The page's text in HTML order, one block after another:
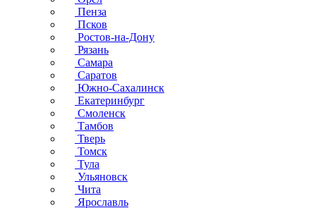
Пенза
Псков
Ростов-на-Дону
Рязань
Самара
Саратов
Южно-Сахалинск
Екатеринбург
Смоленск
Тамбов
Тверь
Томск
Тула
Ульяновск
Чита
Ярославль